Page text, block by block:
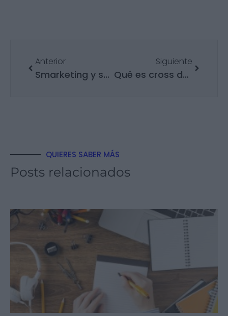
Anterior
Smarketing y su importancia en las empresas
Siguiente
Qué es cross docking, tipos y funcionamiento en logística
QUIERES SABER MÁS
Posts relacionados